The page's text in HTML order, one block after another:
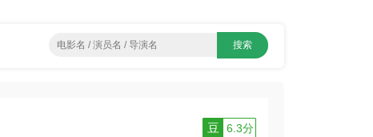
豆 6.3分